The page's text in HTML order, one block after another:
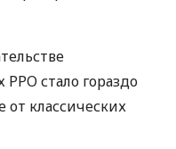
стало гораздо
классических